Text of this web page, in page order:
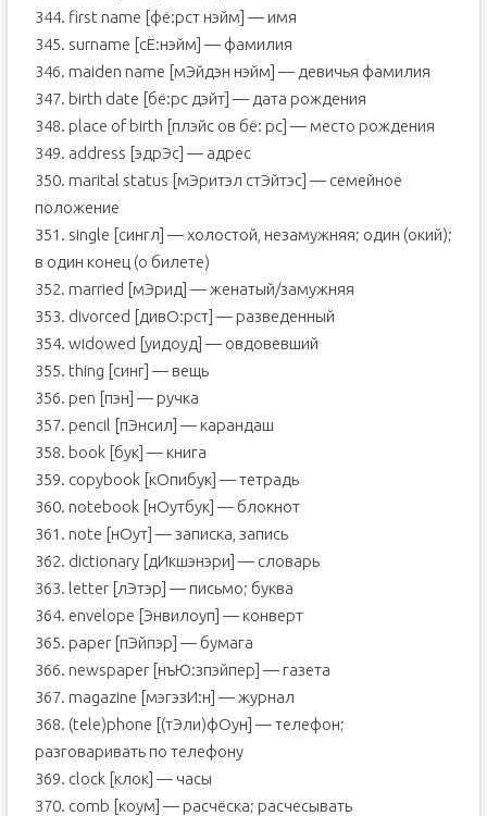
344. first name [фё:рст нэйм] — имя
345. surname [сЁ:нэйм] — фамилия
346. maiden name [мЭйдэн нэйм] — девичья фамилия
347. birth date [бё:рс дэйт] — дата рождения
348. place of birth [плэйс ов бё: рс] — место рождения
349. address [эдрЭс] — адрес
350. marital status [мЭритэл стЭйтэс] — семейное
положение
351. single [сингл] — холостой, незамужняя; один (окий);
в один конец (о билете)
352. married [мЭрид] — женатый/замужняя
353. divorced [дивО:рст] — разведенный
354. widowed [уидоуд] — овдовевший
355. thing [синг] — вещь
356. pen [пэн] — ручка
357. pencil [пЭнсил] — карандаш
358. book [бук] — книга
359. copybook [кОпибук] — тетрадь
360. notebook [нОутбук] — блокнот
361. note [нОут] — записка, запись
362. dictionary [дИкшэнэри] — словарь
363. letter [лЭтэр] — письмо; буква
364. envelope [Энвилоуп] — конверт
365. paper [пЭйпэр] — бумага
366. newspaper [нъЮ:зпэйпер] — газета
367. magazine [мэгэзИ:н] — журнал
368. (tele)phone [(тЭли)фОун] — телефон;
разговаривать по телефону
369. clock [клок] — часы
370. comb [коум] — расчёска; расчесывать